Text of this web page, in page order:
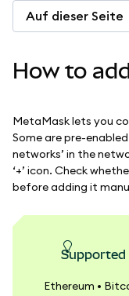
Krypto
Mehr web3
Auf dieser Seite
How to
MetaMask lets you
Some are pre-
networks’ in the
‘+’ icon. Check
before adding it
Ethereum •